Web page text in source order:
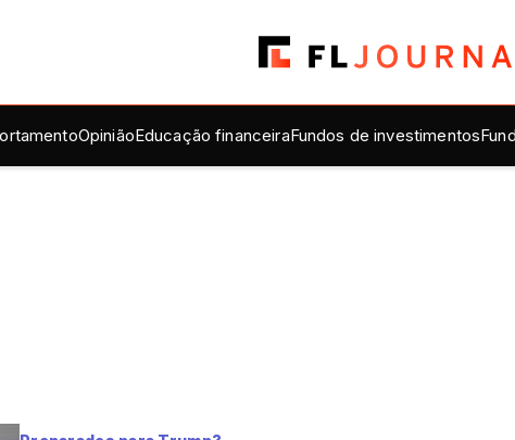
OpiniãoEducação financeiraFundos de investimentos